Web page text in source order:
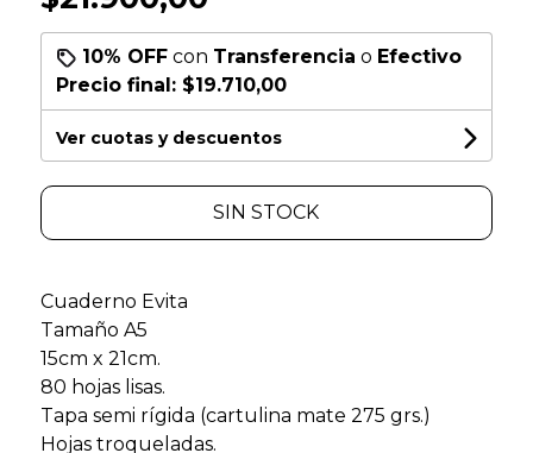
10% OFFcon Transferencia o Efectivo
Precio final: $19.710,00
Ver cuotas y descuentos
SIN STOCK
Cuaderno Evita
Tamaño A5
15cm x 21cm.
80 hojas lisas.
Tapa semi rígida (cartulina mate 275 grs.)
Hojas troqueladas.